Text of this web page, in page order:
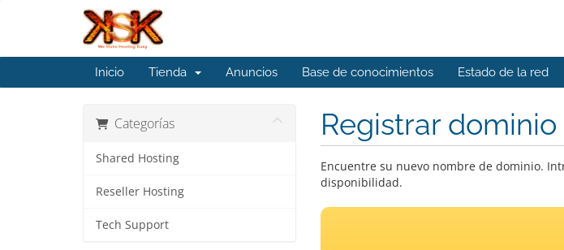
Inicio Tienda Anuncios Base de conocimientos Estado de la red
Categorías
Shared Hosting
Reseller Hosting
Tech Support
Registrar dominio
Encuentre su nuevo nombre de dominio.
disponibilidad.